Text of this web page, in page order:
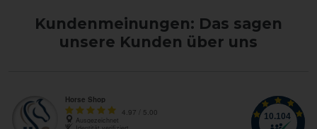
Kundenmeinungen: Das sagen
unsere Kunden über uns